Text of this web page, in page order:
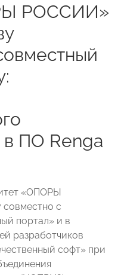
РОССИИ»
ПО Renga
«ОПОРЫ
с
портал» и в
разработчиков
софт» при